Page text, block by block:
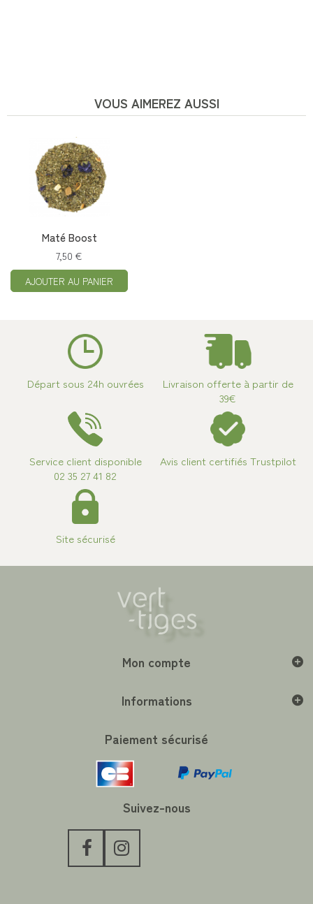
VOUS AIMEREZ AUSSI
Maté Boost
7,50 €
AJOUTER AU PANIER
Départ sous 24h ouvrées
Livraison offerte à partir de
39€
Service client disponible
02 35 27 41 82
Avis client certifiés Trustpilot
Site sécurisé
Mon compte
Informations
Paiement sécurisé
Suivez-nous